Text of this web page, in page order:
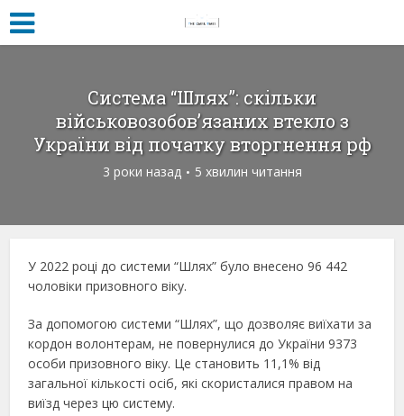
Система “Шлях”: скільки
військовозобов’язаних втекло з
України від початку вторгнення рф
3 роки назад 5 хвилин читання
У 2022 році до системи “Шлях” було внесено 96 442
чоловіки призовного віку.
За допомогою системи “Шлях”, що дозволяє виїхати за
кордон волонтерам, не повернулися до України 9373
особи призовного віку. Це становить 11,1% від
загальної кількості осіб, які скористалися правом на
виїзд через цю систему.